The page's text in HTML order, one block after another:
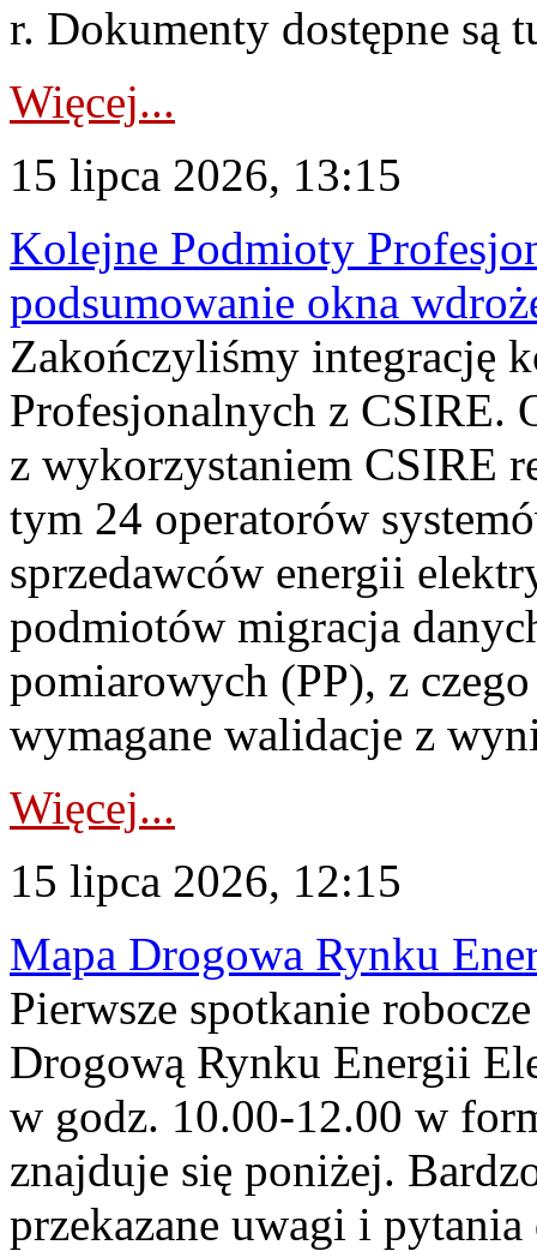
r. Dokumenty dostępne są
Więcej...
15 lipca 2026, 13:15
Kolejne Podmioty
podsumowanie okna
Zakończyliśmy integrację
Profesjonalnych z CSIRE.
z wykorzystaniem CSIRE
tym 24 operatorów
sprzedawców energii
podmiotów migracja
pomiarowych (PP), z
wymagane walidacje z
Więcej...
15 lipca 2026, 12:15
Mapa Drogowa Rynku
Pierwsze spotkanie
Drogową Rynku Energii
w godz. 10.00-12.00 w
znajduje się poniżej.
przekazane uwagi i